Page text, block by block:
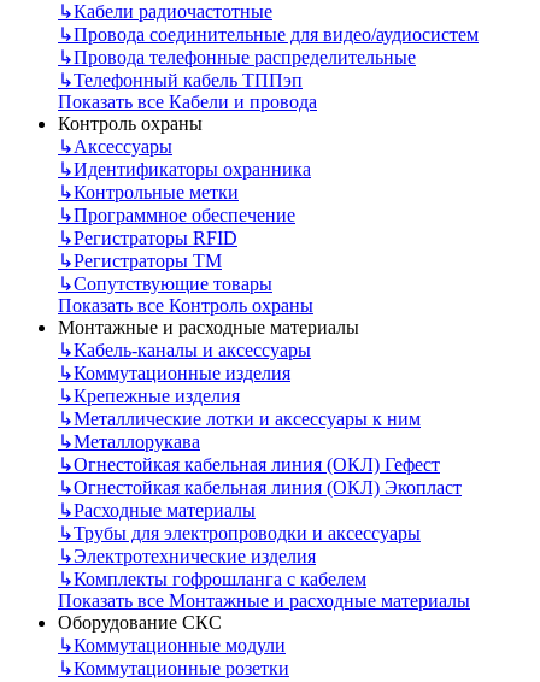
↳Кабели радиочастотные
↳Провода соединительные для видео/аудиосистем
↳Провода телефонные распределительные
↳Телефонный кабель ТППэп
Показать все Кабели и провода
Контроль охраны
↳Аксессуары
↳Идентификаторы охранника
↳Контрольные метки
↳Программное обеспечение
↳Регистраторы RFID
↳Регистраторы ТМ
↳Сопутствующие товары
Показать все Контроль охраны
Монтажные и расходные материалы
↳Кабель-каналы и аксессуары
↳Коммутационные изделия
↳Крепежные изделия
↳Металлические лотки и аксессуары к ним
↳Металлорукава
↳Огнестойкая кабельная линия (ОКЛ) Гефест
↳Огнестойкая кабельная линия (ОКЛ) Экопласт
↳Расходные материалы
↳Трубы для электропроводки и аксессуары
↳Электротехнические изделия
↳Комплекты гофрошланга с кабелем
Показать все Монтажные и расходные материалы
Оборудование СКС
↳Коммутационные модули
↳Коммутационные розетки